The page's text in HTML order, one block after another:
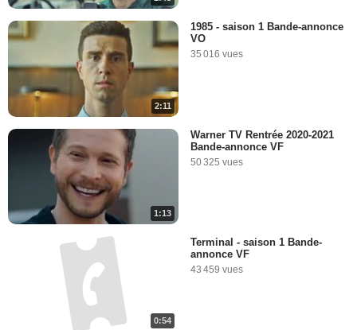
2:11
1985 - saison 1 Bande-annonce
VO
35 016 vues
1:13
Warner TV Rentrée 2020-2021
Bande-annonce VF
50 325 vues
0:54
Terminal - saison 1 Bande-
annonce VF
43 459 vues